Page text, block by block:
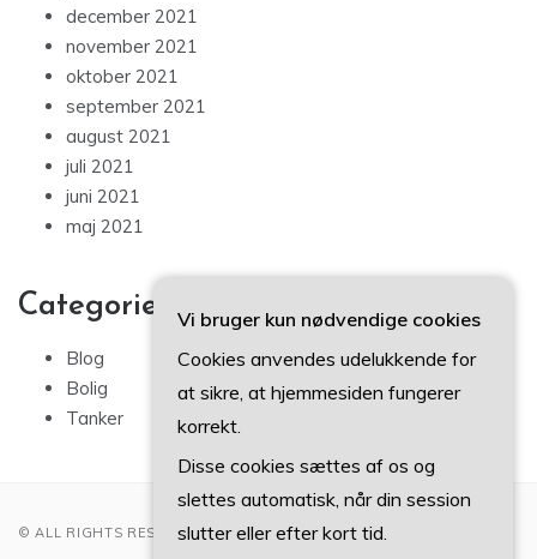
december 2021
november 2021
oktober 2021
september 2021
august 2021
juli 2021
juni 2021
maj 2021
Categories
Blog
Bolig
Tanker
© ALL RIGHTS RESERVED 2022
Vi bruger kun nødvendige cookies
Cookies anvendes udelukkende for
at sikre, at hjemmesiden fungerer
korrekt.
Disse cookies sættes af os og
slettes automatisk, når din session
slutter eller efter kort tid.